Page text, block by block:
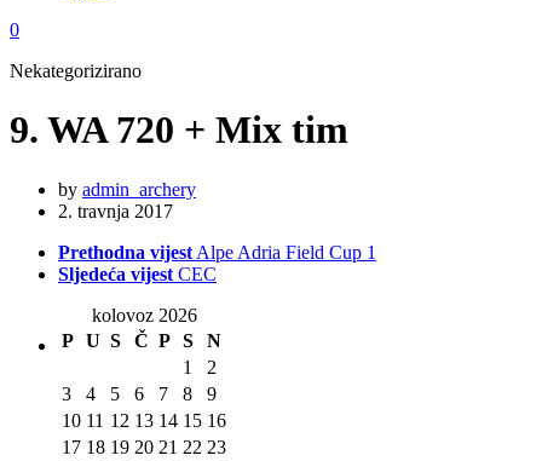
0
Nekategorizirano
9. WA 720 + Mix tim
by admin_archery
2. travnja 2017
Prethodna vijest Alpe Adria Field Cup 1
Sljedeća vijest CEC
kolovoz 2026
P U S Č P S
N
1
2
3
4 5 6 7 8
9
10 11 12 13 14 15 16
17 18 19 20 21 22 23